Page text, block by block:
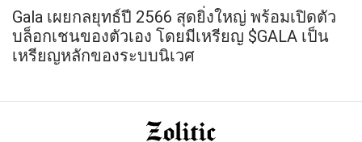
Gala เผยกลยุทธ์ปี 2566 สุดยิ่งใหญ่ พร้อมเปิดตัว
บล็อกเชนของตัวเอง โดยมีเหรียญ $GALA เป็น
เหรียญหลักของระบบนิเวศ